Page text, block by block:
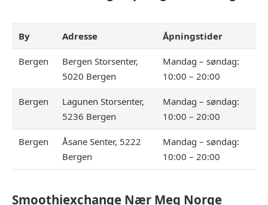
By Adresse Åpningstider
Bergen
Bergen Storsenter,
5020 Bergen
Mandag – søndag:
10:00 – 20:00
Bergen
Lagunen Storsenter,
5236 Bergen
Mandag – søndag:
10:00 – 20:00
Bergen
Åsane Senter, 5222
Bergen
Mandag – søndag:
10:00 – 20:00
Smoothiexchange Nær Meg Norge